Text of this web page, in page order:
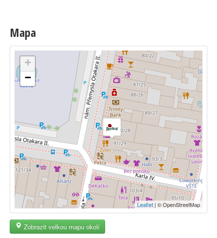
Mapa
+
−
Leaflet| © OpenStreetMap
Zobrazit velkou mapu okolí